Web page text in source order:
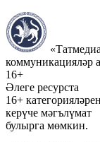
коммуникацияләр
16+
Әлеге ресурста
16+
керүче мәгълүмат
булырга мөмкин.